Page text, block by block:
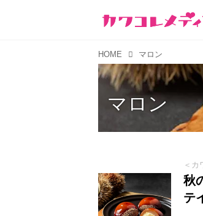
HOME マロン
マロン
＜カ
秋
テ